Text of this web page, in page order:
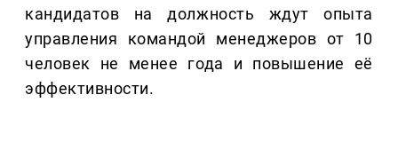
кандидатов на должность ждут опыта
управления командой менеджеров от 10
человек не менее года и повышение её
эффективности.